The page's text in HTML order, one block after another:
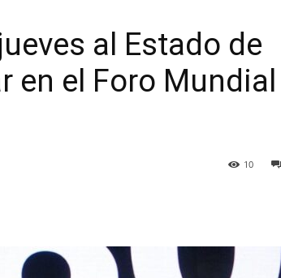
al Estado de
en el Foro Mundial
10